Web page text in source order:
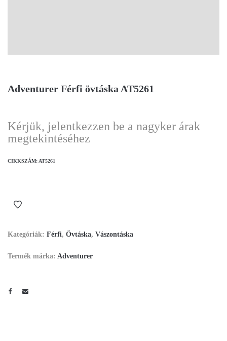
Adventurer Férfi övtáska AT5261
Kérjük, jelentkezzen be a nagyker árak
megtekintéséhez
CIKKSZÁM: AT5261
Kategóriák: Férfi, Övtáska, Vászontáska
Termék márka: Adventurer